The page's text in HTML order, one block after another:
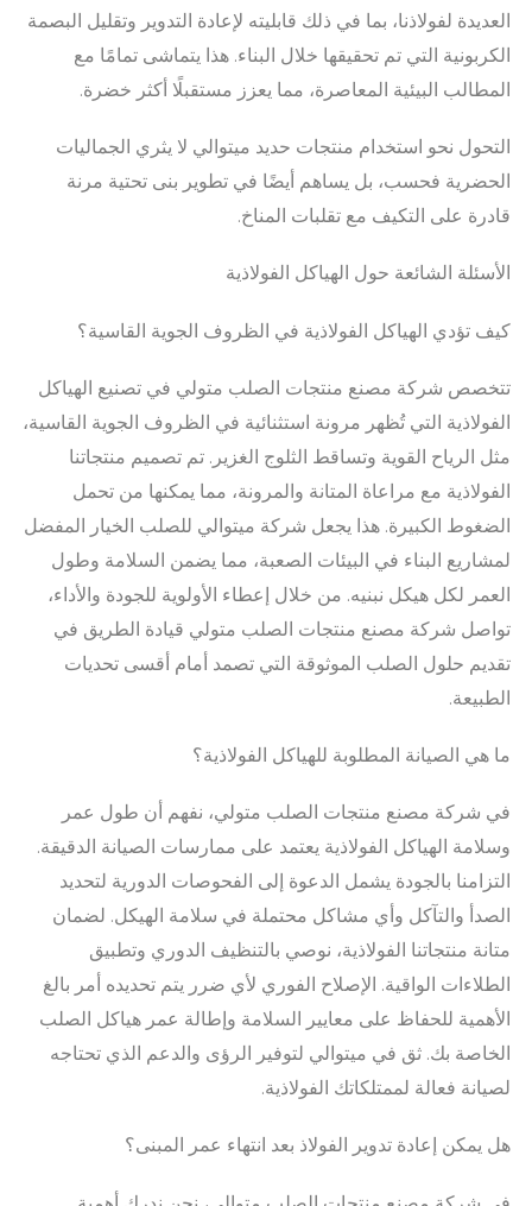
العديدة لفولاذنا، بما في ذلك قابليته لإعادة التدوير وتقليل البصمة
الكربونية التي تم تحقيقها خلال البناء. هذا يتماشى تمامًا مع
المطالب البيئية المعاصرة، مما يعزز مستقبلًا أكثر خضرة.
التحول نحو استخدام منتجات حديد ميتوالي لا يثري الجماليات
الحضرية فحسب، بل يساهم أيضًا في تطوير بنى تحتية مرنة
قادرة على التكيف مع تقلبات المناخ.
الأسئلة الشائعة حول الهياكل الفولاذية
كيف تؤدي الهياكل الفولاذية في الظروف الجوية القاسية؟
تتخصص شركة مصنع منتجات الصلب متولي في تصنيع الهياكل
الفولاذية التي تُظهر مرونة استثنائية في الظروف الجوية القاسية،
مثل الرياح القوية وتساقط الثلوج الغزير. تم تصميم منتجاتنا
الفولاذية مع مراعاة المتانة والمرونة، مما يمكنها من تحمل
الضغوط الكبيرة. هذا يجعل شركة ميتوالي للصلب الخيار المفضل
لمشاريع البناء في البيئات الصعبة، مما يضمن السلامة وطول
العمر لكل هيكل نبنيه. من خلال إعطاء الأولوية للجودة والأداء،
تواصل شركة مصنع منتجات الصلب متولي قيادة الطريق في
تقديم حلول الصلب الموثوقة التي تصمد أمام أقسى تحديات
الطبيعة.
ما هي الصيانة المطلوبة للهياكل الفولاذية؟
في شركة مصنع منتجات الصلب متولي، نفهم أن طول عمر
وسلامة الهياكل الفولاذية يعتمد على ممارسات الصيانة الدقيقة.
التزامنا بالجودة يشمل الدعوة إلى الفحوصات الدورية لتحديد
الصدأ والتآكل وأي مشاكل محتملة في سلامة الهيكل. لضمان
متانة منتجاتنا الفولاذية، نوصي بالتنظيف الدوري وتطبيق
الطلاءات الواقية. الإصلاح الفوري لأي ضرر يتم تحديده أمر بالغ
الأهمية للحفاظ على معايير السلامة وإطالة عمر هياكل الصلب
الخاصة بك. ثق في ميتوالي لتوفير الرؤى والدعم الذي تحتاجه
لصيانة فعالة لممتلكاتك الفولاذية.
هل يمكن إعادة تدوير الفولاذ بعد انتهاء عمر المبنى؟